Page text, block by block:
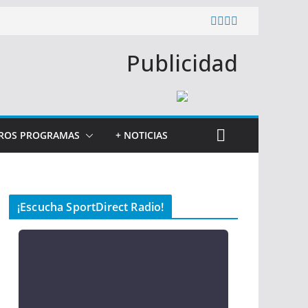
Publicidad
PROGRAMAS + NOTICIAS
¡Escucha SportDirect Radio!